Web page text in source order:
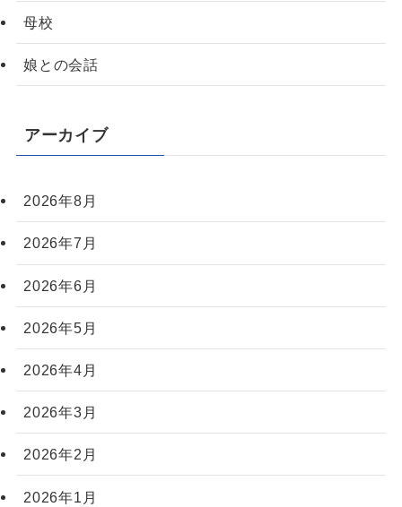
母校
娘との会話
アーカイブ
2026年8月
2026年7月
2026年6月
2026年5月
2026年4月
2026年3月
2026年2月
2026年1月